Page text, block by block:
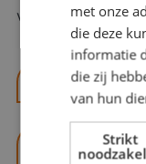
voor je klaar en
06 13
met onze
die deze
informatie
die zij
van hun
Strikt